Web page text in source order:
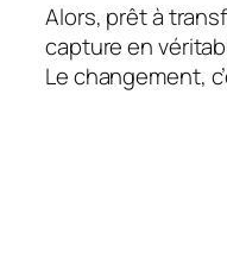
Alors, prêt à
capture en
Le changement,